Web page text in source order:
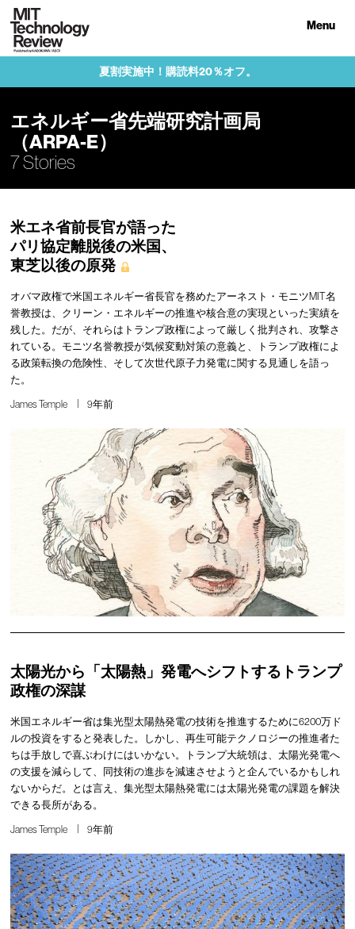
Menu
夏割実施中！購読料20％オフ。
エネルギー省先端研究計画局
（ARPA-E）
7 Stories
米エネ省前長官が語った
パリ協定離脱後の米国、
東芝以後の原発
オバマ政権で米国エネルギー省長官を務めたアーネスト・モニツMIT名
誉教授は、クリーン・エネルギーの推進や核合意の実現といった実績を
残した。だが、それらはトランプ政権によって厳しく批判され、攻撃さ
れている。モニツ名誉教授が気候変動対策の意義と、トランプ政権によ
る政策転換の危険性、そして次世代原子力発電に関する見通しを語っ
た。
James Temple 9年前
太陽光から「太陽熱」発電へシフトするトランプ
政権の深謀
米国エネルギー省は集光型太陽熱発電の技術を推進するために6200万ド
ルの投資をすると発表した。しかし、再生可能テクノロジーの推進者た
ちは手放しで喜ぶわけにはいかない。トランプ大統領は、太陽光発電へ
の支援を減らして、同技術の進歩を減速させようと企んでいるかもしれ
ないからだ。とは言え、集光型太陽熱発電には太陽光発電の課題を解決
できる長所がある。
James Temple 9年前